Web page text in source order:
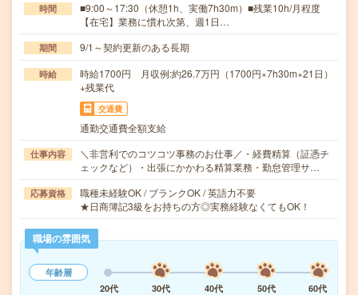
時間
■9:00～17:30（休憩1h、実働7h30m）■残業10h/月程度
【在宅】業務に慣れ次第、週1日…
期間 9/1～契約更新のある長期
時給
時給1700円 月収例:約26.7万円（1700円×7h30m×21日）
+残業代
交通費
通勤交通費全額支給
仕事内容
＼非営利でのコツコツ事務のお仕事／・経費精算（証憑チ
ェックなど）・出張にかかわる精算業務・勤怠管理サ…
応募資格
職種未経験OK / ブランクOK / 英語力不要
★日商簿記3級をお持ちの方◎実務経験なくてもOK！
職場の雰囲気
年齢層
20代
30代 40代 50代
60代